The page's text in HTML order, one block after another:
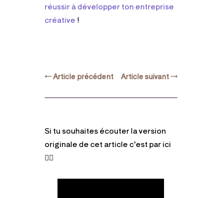
réussir à développer ton entreprise
créative !
←Article précédent Article suivant→
Si tu souhaites écouter la version
originale de cet article c’est par ici
👇🏻